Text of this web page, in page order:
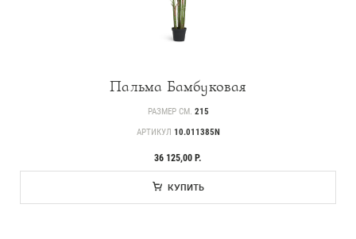
Пальма Бамбуковая
РАЗМЕР СМ. 215
АРТИКУЛ 10.011385N
36 125,00 Р.
КУПИТЬ